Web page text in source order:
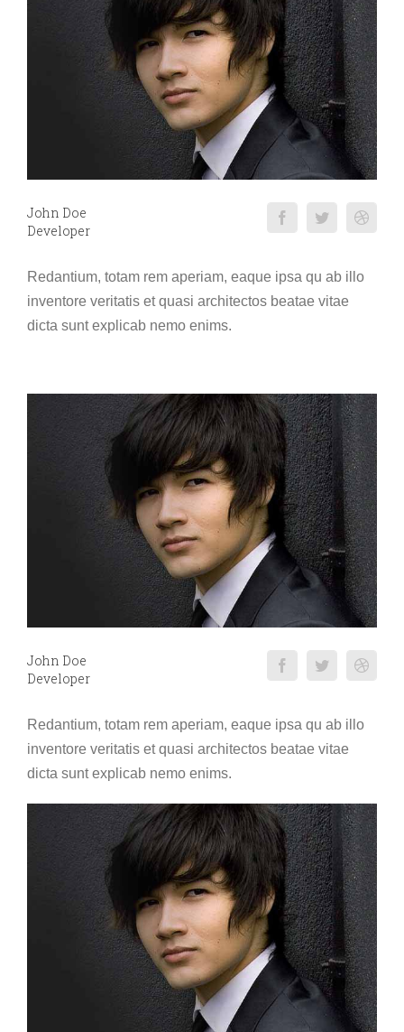
John Doe
Developer
Redantium, totam rem aperiam, eaque ipsa qu ab illo
inventore veritatis et quasi architectos beatae vitae
dicta sunt explicab nemo enims.
John Doe
Developer
Redantium, totam rem aperiam, eaque ipsa qu ab illo
inventore veritatis et quasi architectos beatae vitae
dicta sunt explicab nemo enims.